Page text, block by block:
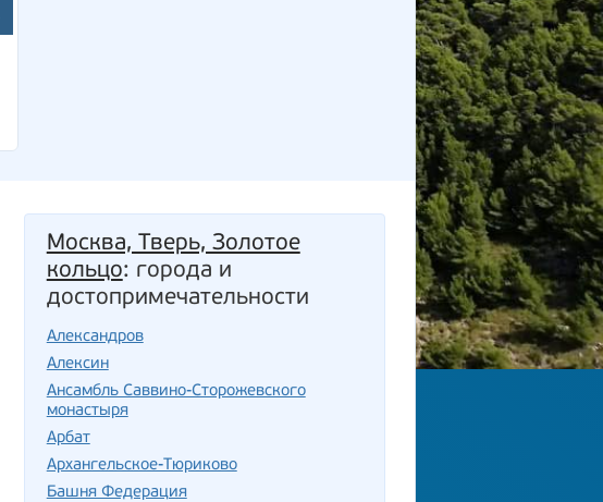
Москва, Тверь, Золотое
кольцо: города и
достопримечательности
Александров
Алексин
Ансамбль Саввино-Сторожевского
монастыря
Арбат
Архангельское-Тюриково
Башня Федерация